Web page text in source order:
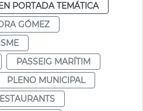
PORTADA TEMÁTICA
GÓMEZ
PASSEIG MARÍTIM
PLENO MUNICIPAL